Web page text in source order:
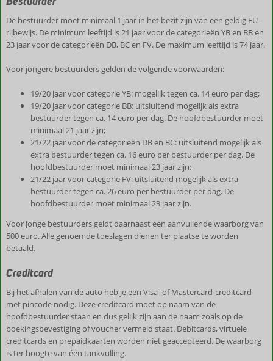
De bestuurder moet minimaal 1 jaar in het bezit zijn van een geldig EU-
rijbewijs. De minimum leeftijd is 21 jaar voor de categorieën YB en BB en
23 jaar voor de categorieën DB, BC en FV. De maximum leeftijd is 74 jaar.
Voor jongere bestuurders gelden de volgende voorwaarden:
19/20 jaar voor categorie YB: mogelijk tegen ca. 14 euro per dag;
19/20 jaar voor categorie BB: uitsluitend mogelijk als extra
bestuurder tegen ca. 14 euro per dag. De hoofdbestuurder moet
minimaal 21 jaar zijn;
21/22 jaar voor de categorieën DB en BC: uitsluitend mogelijk als
extra bestuurder tegen ca. 16 euro per bestuurder per dag. De
hoofdbestuurder moet minimaal 23 jaar zijn;
21/22 jaar voor categorie FV: uitsluitend mogelijk als extra
bestuurder tegen ca. 26 euro per bestuurder per dag. De
hoofdbestuurder moet minimaal 23 jaar zijn.
Voor jonge bestuurders geldt daarnaast een aanvullende waarborg van
500 euro. Alle genoemde toeslagen dienen ter plaatse te worden
betaald.
Creditcard
Bij het afhalen van de auto heb je een Visa- of Mastercard-creditcard
met pincode nodig. Deze creditcard moet op naam van de
hoofdbestuurder staan en dus gelijk zijn aan de naam zoals op de
boekingsbevestiging of voucher vermeld staat. Debitcards, virtuele
creditcards en prepaidkaarten worden niet geaccepteerd. De waarborg
is ter hoogte van één tankvulling.